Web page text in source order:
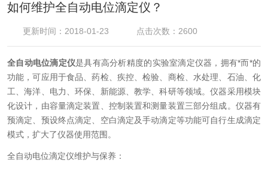
如何维护全自动电位滴定仪？
更新时间：2018-01-23 点击次数：2600
全自动电位滴定仪是具有高分析精度的实验室滴定仪器，拥有*而*的
功能，可应用于食品、药检、疾控、检验、商检、水处理、石油、化
工、海洋、电力、环保、新能源、教学、科研等领域。仪器采用模块
化设计，由容量滴定装置、控制装置和测量装置三部分组成。仪器有
预滴定、预设终点滴定、空白滴定及手动滴定等功能可自行生成滴定
模式，扩大了仪器使用范围。
全自动电位滴定仪维护与保养：